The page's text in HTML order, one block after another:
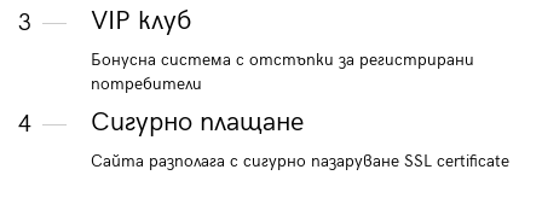
3 VIP клуб
Бонусна система с отстъпки за регистрирани
потребители
4 Сигурно плащане
Сайта разполага с сигурно пазаруване SSL certificate